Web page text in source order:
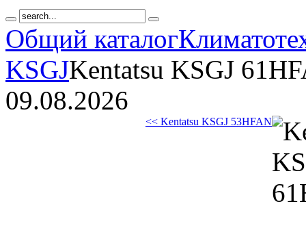
Общий каталог
KSGJKentatsu KSGJ
09.08.2026
<< Kentatsu KSGJ 53HFAN